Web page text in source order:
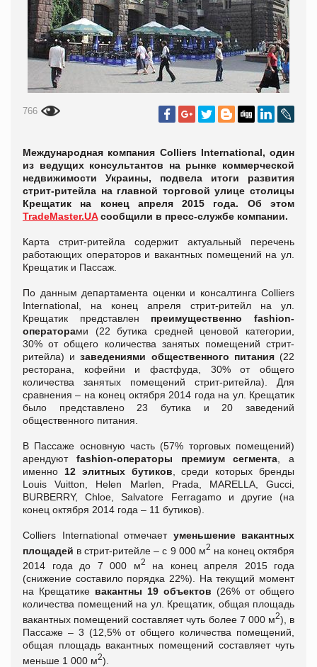
766
Международная компания Colliers International, один
из ведущих консультантов на рынке коммерческой
недвижимости Украины, подвела итоги развития
стрит-ритейла на главной торговой улице столицы
Крещатик на конец апреля 2015 года. Об этом
TradeMaster.UAсообщили в пресс-службе компании.
Карта стрит-ритейла содержит актуальный перечень
работающих операторов и вакантных помещений на ул.
Крещатик и Пассаж.
По данным департамента оценки и консалтинга Colliers
International, на конец апреля стрит-ритейл на ул.
Крещатик представлен преимущественно fashion-
операторами (22 бутика средней ценовой категории,
30% от общего количества занятых помещений стрит-
ритейла) изаведениями общественного питания(22
ресторана, кофейни и фастфуда, 30% от общего
количества занятых помещений стрит-ритейла). Для
сравнения – на конец октября 2014 года на ул. Крещатик
было представлено 23 бутика и 20 заведений
общественного питания.
В Пассаже основную часть (57% торговых помещений)
арендуют fashion-операторы премиум сегмента , а
именно 12 элитных бутиков , среди которых бренды
Louis Vuitton, Helen Marlen, Prada, MARELLA, Gucci,
BURBERRY, Chloe, Salvatore Ferragamo и другие (на
конец октября 2014 года – 11 бутиков).
Colliers International отмечает уменьшение вакантных
площадей в стрит-ритейле – c 9 000 м2 на конец октября
2014 года до 7 000 м2
на конец апреля 2015 года
(снижение составило порядка 22%). На текущий момент
на Крещатике вакантны 19 объектов (26% от общего
количества помещений на ул. Крещатик, общая площадь
вакантных помещений составляет чуть более 7 000 м2), в
Пассаже – 3 (­12,5% от общего количества помещений,
общая площадь вакантных помещений составляет чуть
меньше 1 000 м2).